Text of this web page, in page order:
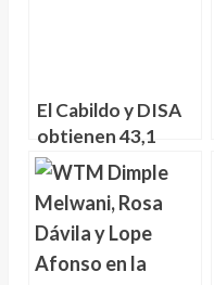
El Cabildo y DISA
obtienen 43,1
millones de euros
proyectos de
geotermia en
Tenerife